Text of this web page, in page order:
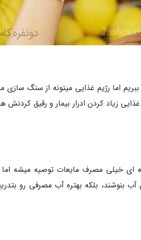
اما رژیم غذایی میتونه از سنگ سازی
زیاد کردن ادرار بیمار و رقیق
ای خیلی مصرف مایعات توصیه میشه اما
بنوشند، بلکه بهتره آب مصرفی رو